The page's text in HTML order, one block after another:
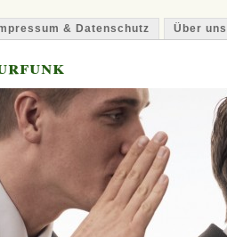
& Datenschutz Über uns